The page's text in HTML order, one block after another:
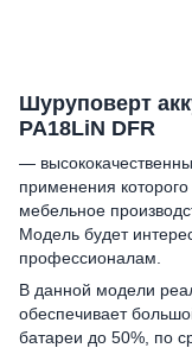
Шуруповерт
PA18LiN DFR
—
применения
мебельное
Модель будет
профессионалам.
В данной модели
обеспечивает
батареи до 50%, по